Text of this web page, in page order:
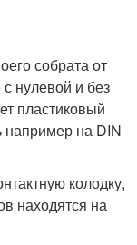
собрата от
нулевой и без
пластиковый
например на DIN
колодку,
находятся на